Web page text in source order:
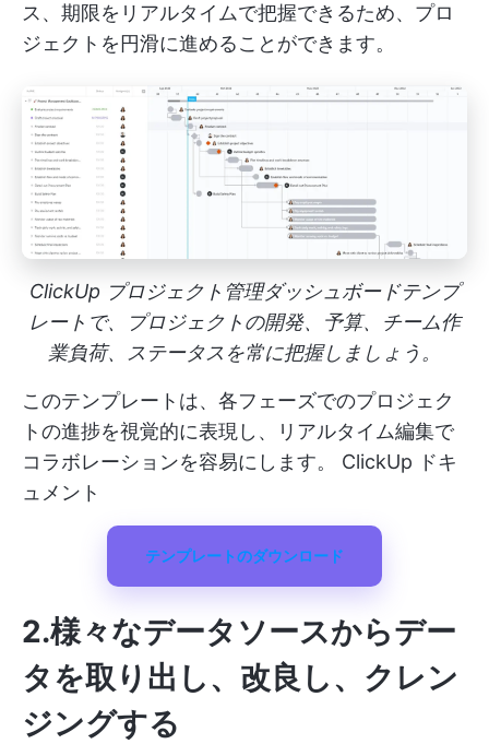
ス、期限をリアルタイムで把握できるため、プロ
ジェクトを円滑に進めることができます。
ClickUp プロジェクト管理ダッシュボードテンプ
レートで、プロジェクトの開発、予算、チーム作
業負荷、ステータスを常に把握しましょう。
このテンプレートは、各フェーズでのプロジェク
トの進捗を視覚的に表現し、リアルタイム編集で
コラボレーションを容易にします。 ClickUp ドキ
ュメント
テンプレートのダウンロード
2.様々なデータソースからデー
タを取り出し、改良し、クレン
ジングする